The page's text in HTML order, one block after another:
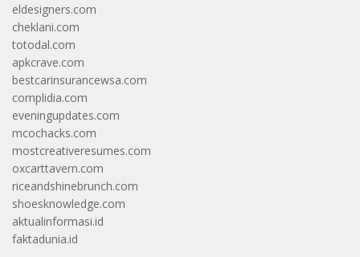
eldesigners.com
cheklani.com
totodal.com
apkcrave.com
bestcarinsurancewsa.com
complidia.com
eveningupdates.com
mcochacks.com
mostcreativeresumes.com
oxcarttavern.com
riceandshinebrunch.com
shoesknowledge.com
aktualinformasi.id
faktadunia.id